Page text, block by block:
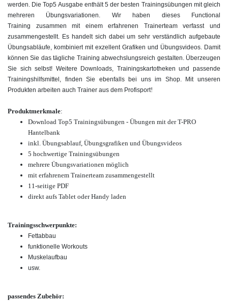
werden. Die Top5 Ausgabe enthält 5 der besten Trainingsübungen mit gleich
mehreren Übungsvariationen. Wir haben dieses Functional
Training zusammen mit einem erfahrenen Trainerteam verfasst und
zusammengestellt. Es handelt sich dabei um sehr verständlich aufgebaute
Übungsabläufe, kombiniert mit exzellent Grafiken und Übungsvideos. Damit
können Sie das tägliche Training abwechslungsreich gestalten. Überzeugen
Sie sich selbst! Weitere Downloads, Trainingskartotheken und passende
Trainingshilfsmittel, finden Sie ebenfalls bei uns im Shop. Mit unseren
Produkten arbeiten auch Trainer aus dem Profisport!
Produktmerkmale:
Download Top5 Trainingsübungen - Übungen mit der T-PRO
Hantelbank
inkl. Übungsablauf, Übungsgrafiken und Übungsvideos
5 hochwertige Trainingsübungen
mehrere Übungsvariationen möglich
mit erfahrenem Trainerteam zusammengestellt
11-seitige PDF
direkt aufs Tablet oder Handy laden
Trainingsschwerpunkte:
Fettabbau
funktionelle Workouts
Muskelaufbau
usw.
passendes Zubehör: